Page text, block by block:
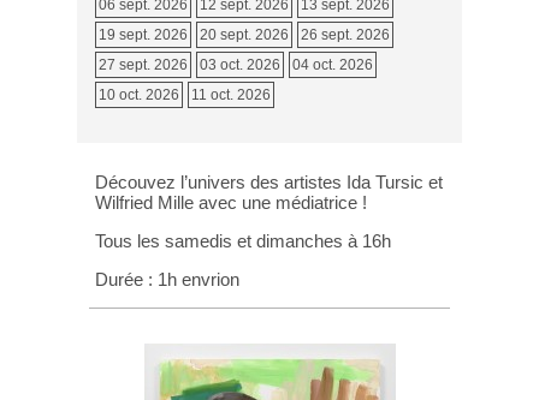
06 sept. 2026
12 sept. 2026
13 sept. 2026
19 sept. 2026
20 sept. 2026
26 sept. 2026
27 sept. 2026
03 oct. 2026
04 oct. 2026
10 oct. 2026
11 oct. 2026
Découvez l’univers des artistes Ida Tursic et
Wilfried Mille avec une médiatrice !
Tous les samedis et dimanches à 16h
Durée : 1h envrion